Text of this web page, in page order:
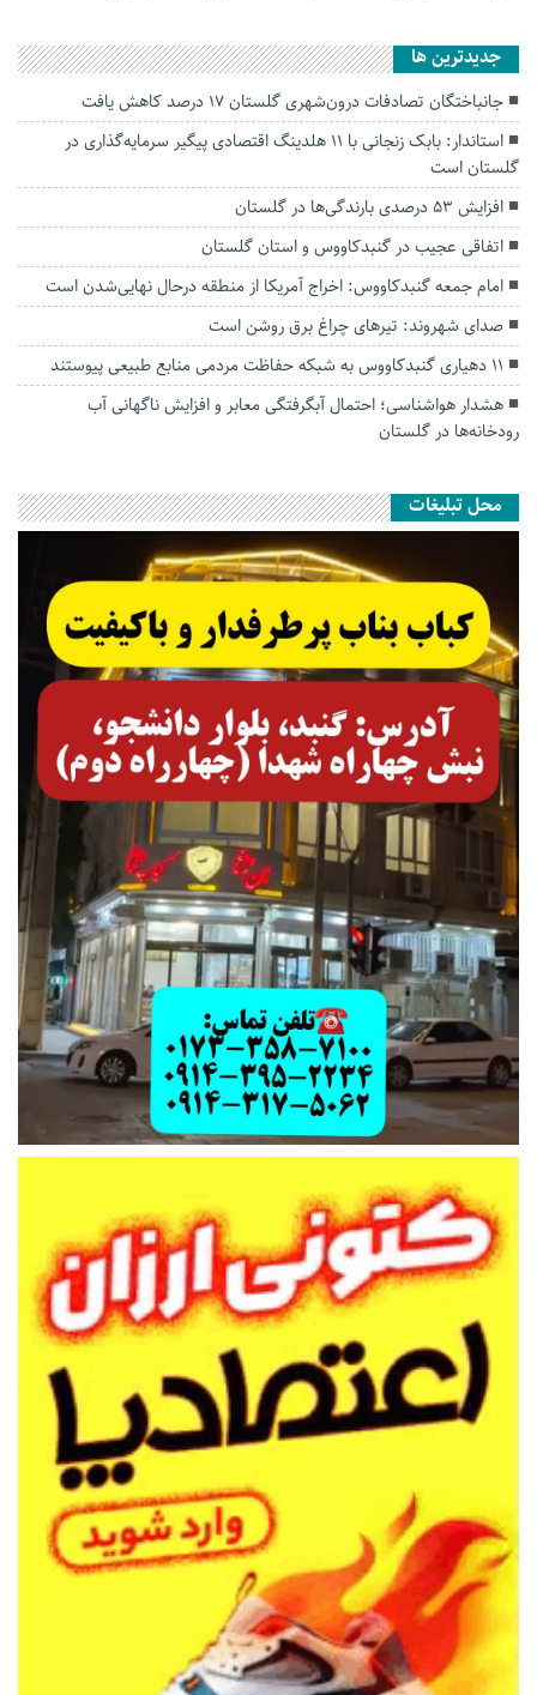
جديدترين ها
جانباختگان تصادفات درون‌شهری گلستان ۱۷ درصد کاهش یافت
استاندار: بابک زنجانی با ۱۱ هلدینگ اقتصادی پیگیر سرمایه‌گذاری در
گلستان است
افزایش ۵۳ درصدی بارندگی‌ها در گلستان
اتفاقی عجیب در‌ گنبدکاووس و استان گلستان
امام جمعه گنبدکاووس: اخراج آمریکا از منطقه درحال نهایی‌شدن است
صدای شهروند: تیرهای چراغ برق روشن است
۱۱ دهیاری گنبدکاووس به شبکه حفاظت مردمی منابع طبیعی پیوستند
هشدار هواشناسی؛ احتمال آبگرفتگی معابر و افزایش ناگهانی آب
رودخانه‌ها در گلستان
محل تبلیغات